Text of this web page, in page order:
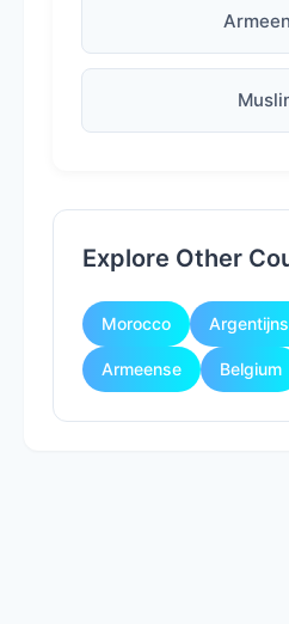
Explore Other
Morocco
Armeense Belgium